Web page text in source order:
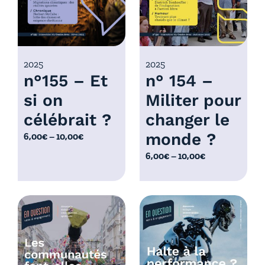
0
0
à
1
0
,
0
0
:
6
,
0
0
à
1
,
0
n°155 – Et
si on
célébrait ?
2025
6,00€–10,00€
P
g
e
d
e
p
r
n° 154 –
Militer pour
changer le
monde ?
2025
6,00€–10,00€
P
a
g
e
d
p